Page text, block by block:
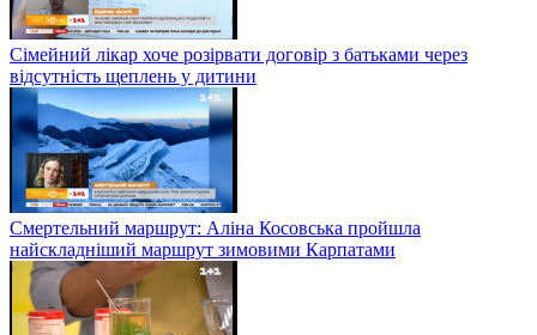
Сімейний лікар хоче розірвати договір з батьками через
відсутність щеплень у дитини
Смертельний маршрут: Аліна Косовська пройшла
найскладніший маршрут зимовими Карпатами